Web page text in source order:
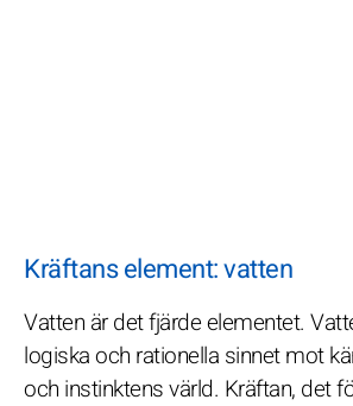
Kräftans element: vatten
Vatten är det fjärde elementet.
logiska och rationella sinnet mot
och instinktens värld. Kräftan, det